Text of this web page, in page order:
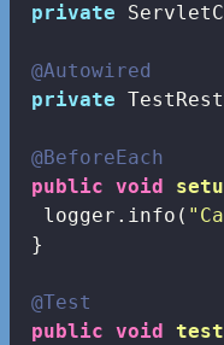
private
@Autowired
private
@BeforeEach
public void
  logger.info(
}
@Test
public void